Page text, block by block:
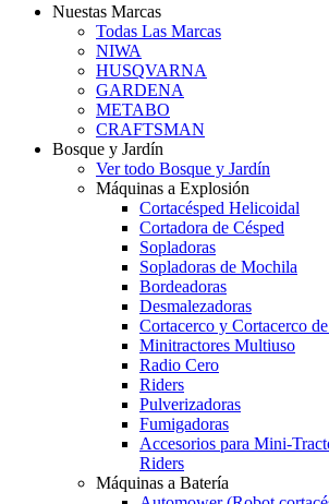
Nuestas Marcas
Todas Las Marcas
NIWA
HUSQVARNA
GARDENA
METABO
CRAFTSMAN
Bosque y Jardín
Ver todo Bosque y Jardín
Máquinas a Explosión
Cortacésped Helicoidal
Cortadora de Césped
Sopladoras
Sopladoras de Mochila
Bordeadoras
Desmalezadoras
Cortacerco y Cortacerco
Minitractores Multiuso
Radio Cero
Riders
Pulverizadoras
Fumigadoras
Accesorios para Mini-
Riders
Máquinas a Batería